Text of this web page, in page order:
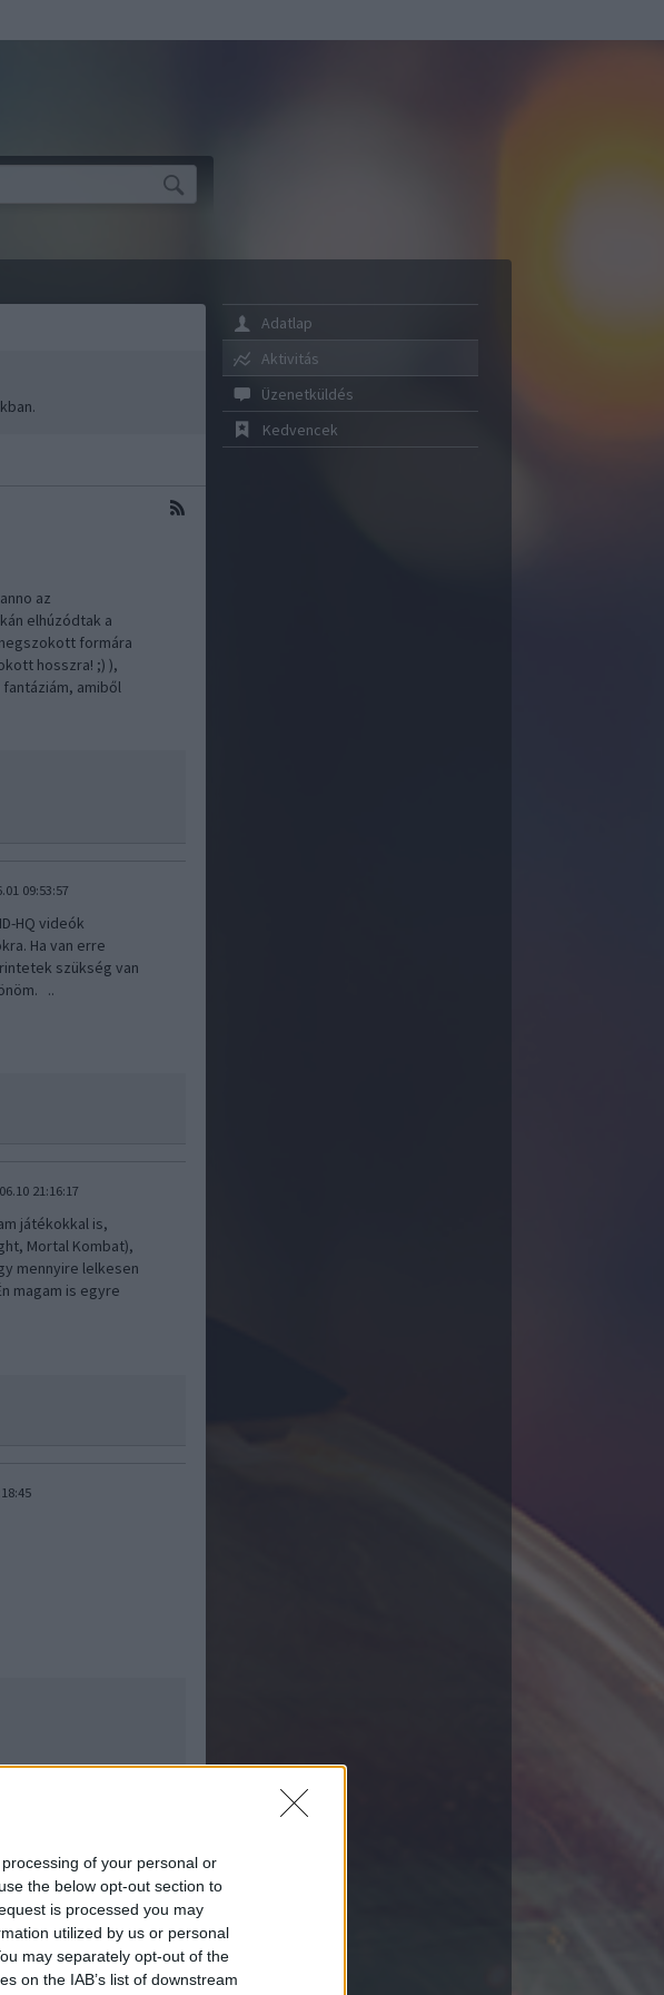
of your personal or
the below opt-out section to
is processed you may
utilized by us or personal
may separately opt-out of the
on the IAB’s list of downstream
az
elhúzódtak a
formára
hosszra! ;) ),
amiből
09:53:57
HQ videók
Ha van erre
szükség van
..
21:16:17
játékokkal is,
Mortal Kombat),
mennyire lelkesen
magam is egyre
írha, a KDNP bármit
van lelkük. Sőt!
Adatlap
Aktivitás
Üzenetküldés
Kedvencek